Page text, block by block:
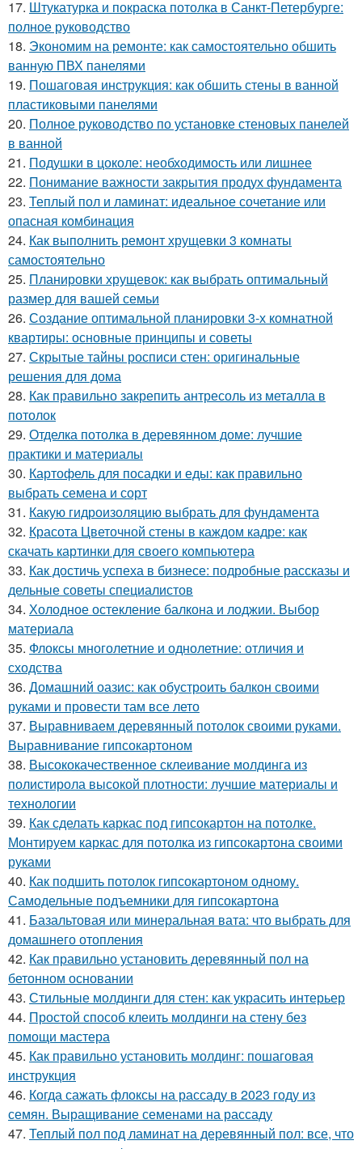
17. Штукатурка и покраска потолка в Санкт-Петербурге:
полное руководство
18. Экономим на ремонте: как самостоятельно обшить
ванную ПВХ панелями
19. Пошаговая инструкция: как обшить стены в ванной
пластиковыми панелями
20. Полное руководство по установке стеновых панелей
в ванной
21. Подушки в цоколе: необходимость или лишнее
22. Понимание важности закрытия продух фундамента
23. Теплый пол и ламинат: идеальное сочетание или
опасная комбинация
24. Как выполнить ремонт хрущевки 3 комнаты
самостоятельно
25. Планировки хрущевок: как выбрать оптимальный
размер для вашей семьи
26. Создание оптимальной планировки 3-х комнатной
квартиры: основные принципы и советы
27. Скрытые тайны росписи стен: оригинальные
решения для дома
28. Как правильно закрепить антресоль из металла в
потолок
29. Отделка потолка в деревянном доме: лучшие
практики и материалы
30. Картофель для посадки и еды: как правильно
выбрать семена и сорт
31. Какую гидроизоляцию выбрать для фундамента
32. Красота Цветочной стены в каждом кадре: как
скачать картинки для своего компьютера
33. Как достичь успеха в бизнесе: подробные рассказы и
дельные советы специалистов
34. Холодное остекление балкона и лоджии. Выбор
материала
35. Флоксы многолетние и однолетние: отличия и
сходства
36. Домашний оазис: как обустроить балкон своими
руками и провести там все лето
37. Выравниваем деревянный потолок своими руками.
Выравнивание гипсокартоном
38. Высококачественное склеивание молдинга из
полистирола высокой плотности: лучшие материалы и
технологии
39. Как сделать каркас под гипсокартон на потолке.
Монтируем каркас для потолка из гипсокартона своими
руками
40. Как подшить потолок гипсокартоном одному.
Самодельные подъемники для гипсокартона
41. Базальтовая или минеральная вата: что выбрать для
домашнего отопления
42. Как правильно установить деревянный пол на
бетонном основании
43. Стильные молдинги для стен: как украсить интерьер
44. Простой способ клеить молдинги на стену без
помощи мастера
45. Как правильно установить молдинг: пошаговая
инструкция
46. Когда сажать флоксы на рассаду в 2023 году из
семян. Выращивание семенами на рассаду
47. Теплый пол под ламинат на деревянный пол: все, что